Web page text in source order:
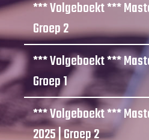
*** Volgeboekt ***
Groep 2
*** Volgeboekt ***
Groep 1
*** Volgeboekt ***
2025 | Groep 2